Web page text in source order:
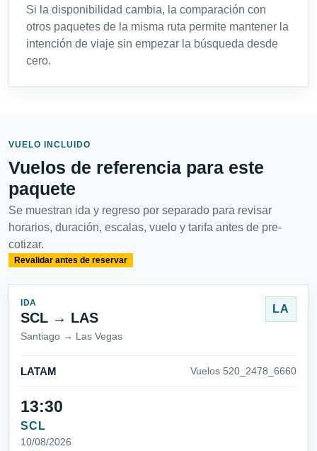
Si la disponibilidad cambia, la comparación con
otros paquetes de la misma ruta permite mantener la
intención de viaje sin empezar la búsqueda desde
cero.
VUELO INCLUIDO
Vuelos de referencia para este
paquete
Se muestran ida y regreso por separado para revisar
horarios, duración, escalas, vuelo y tarifa antes de pre-
cotizar.
Revalidar antes de reservar
IDA
SCL → LAS
Santiago → Las Vegas
LA
LATAM Vuelos 520_2478_6660
13:30
SCL
10/08/2026